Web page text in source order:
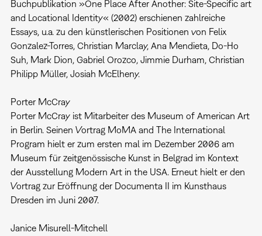
Buchpublikation »One Place After Another: Site-Specific art
and Locational Identity« (2002) erschienen zahlreiche
Essays, u.a. zu den künstlerischen Positionen von Felix
Gonzalez-Torres, Christian Marclay, Ana Mendieta, Do-Ho
Suh, Mark Dion, Gabriel Orozco, Jimmie Durham, Christian
Philipp Müller, Josiah McElheny.
Porter McCray
Porter McCray ist Mitarbeiter des Museum of American Art
in Berlin. Seinen Vortrag MoMA and The International
Program hielt er zum ersten mal im Dezember 2006 am
Museum für zeitgenössische Kunst in Belgrad im Kontext
der Ausstellung Modern Art in the USA. Erneut hielt er den
Vortrag zur Eröffnung der Documenta II im Kunsthaus
Dresden im Juni 2007.
Janice Misurell-Mitchell